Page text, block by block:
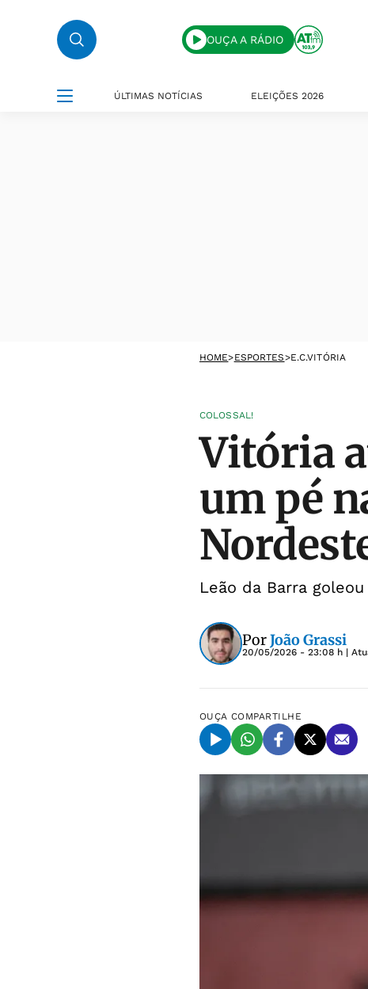
OUÇA A RÁDIO
ÚLTIMAS NOTÍCIAS ELEIÇÕES 2026
HOME>ESPORTES>E.C.VITÓRIA
COLOSSAL!
Vitória
um pé
Leão da Barra
PorJoão Grassi
20/05/2026 - 23:08 h |
OUÇA COMPARTILHE